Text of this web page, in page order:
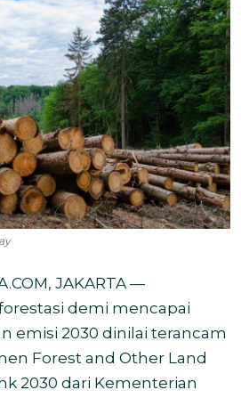
JAKARTA —
demi mencapai
emisi 2030 dinilai terancam
Forest and Other Land
2030 dari Kementerian